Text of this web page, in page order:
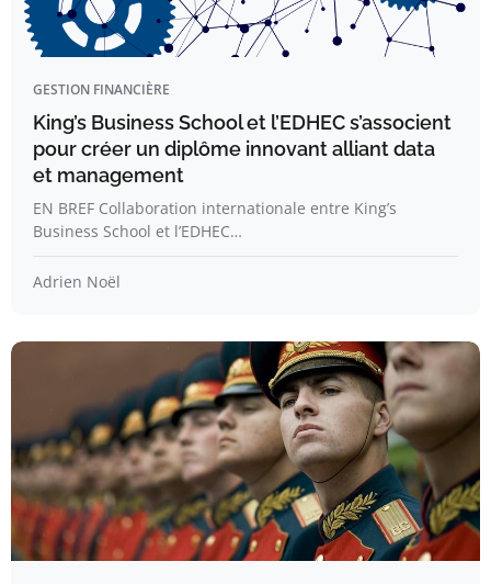
GESTION FINANCIÈRE
King’s Business School et l’EDHEC s’associent
pour créer un diplôme innovant alliant data
et management
EN BREF Collaboration internationale entre King’s
Business School et l’EDHEC…
Adrien Noël